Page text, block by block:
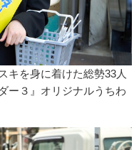
キを身に着けた総勢33人
ー３』オリジナルうちわ